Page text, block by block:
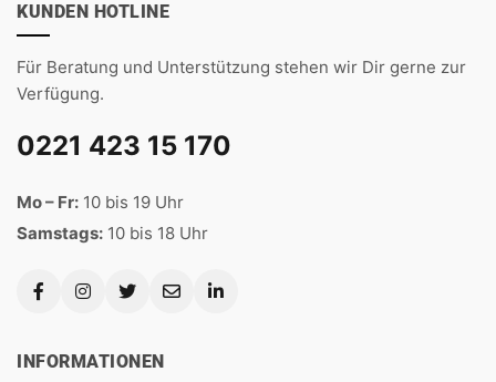
KUNDEN HOTLINE
Für Beratung und Unterstützung stehen wir Dir gerne zur
Verfügung.
0221 423 15 170
Mo – Fr: 10 bis 19 Uhr
Samstags: 10 bis 18 Uhr
INFORMATIONEN